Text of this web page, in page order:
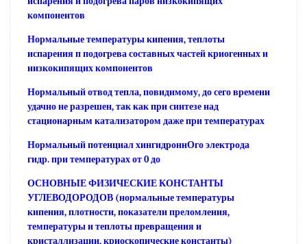
компонентов
Нормальные температуры кипения, теплоты
испарения п подогрева составных частей криогенных и
низкокипящих компонентов
Нормальный отвод тепла, повидимому, до сего времени
удачно не разрешен, так как при синтезе над
стационарным катализатором даже при температурах
Нормальный потенциал хингидроннОго электрода
гидр. при температурах от 0 до
ОСНОВНЫЕ ФИЗИЧЕСКИЕ КОНСТАНТЫ
УГЛЕВОДОРОДОВ (нормальные температуры
кипения, плотности, показатели преломления,
температуры и теплоты превращения и
кристаллизации, криоскопические константы)